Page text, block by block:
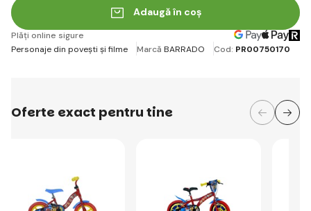
Adaugă în coș
Plăți online sigure
Personaje din povești și filme
Marcă BARRADO Cod: PR00750170
Oferte exact pentru tine